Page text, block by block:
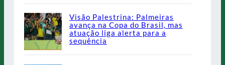
Visão Palestrina: Palmeiras
avança na Copa do Brasil, mas
atuação liga alerta para a
sequência